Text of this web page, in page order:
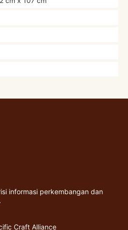
informasi perkembangan dan
Craft Alliance